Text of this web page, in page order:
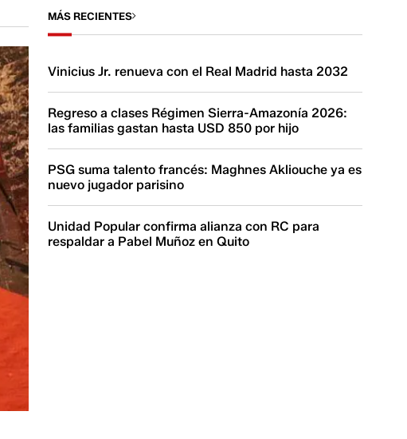
MÁS RECIENTES
Vinicius Jr. renueva con el Real Madrid hasta 2032
Regreso a clases Régimen Sierra-Amazonía 2026:
las familias gastan hasta USD 850 por hijo
PSG suma talento francés: Maghnes Akliouche ya es
nuevo jugador parisino
Unidad Popular confirma alianza con RC para
respaldar a Pabel Muñoz en Quito